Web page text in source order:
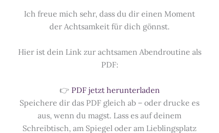
Ich freue mich sehr, dass du dir einen Moment
der Achtsamkeit für dich gönnst.
Hier ist dein Link zur achtsamen Abendroutine als
PDF:
👉 PDF jetzt herunterladen
Speichere dir das PDF gleich ab – oder drucke es
aus, wenn du magst. Lass es auf deinem
Schreibtisch, am Spiegel oder am Lieblingsplatz